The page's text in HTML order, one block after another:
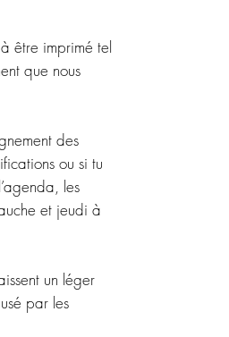
être imprimé tel
que nous
des
ou si tu
les
et jeudi à
un léger
par les